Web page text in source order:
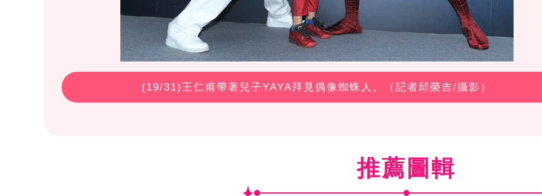
(19/31)王仁甫帶著兒子YAYA拜見偶像蜘蛛人。（記者邱榮吉/攝影）
推薦圖輯